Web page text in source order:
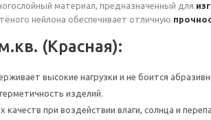
материал, предназначенный для
нейлона обеспечивает отличную
(Красная):
высокие нагрузки и не боится
изделий.
качеств при воздействии влаги, солнца и